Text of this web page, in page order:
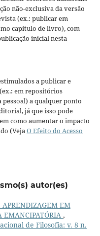
não-exclusiva da versão
(ex.: publicar em
capítulo de livro), com
inicial nesta
a publicar e
em repositórios
a qualquer ponto
já que isso pode
como aumentar o impacto
(VejaO Efeito do Acesso
autor(es)
APRENDIZAGEM EM
EMANCIPATÓRIA ,
de Filosofia: v. 8 n.